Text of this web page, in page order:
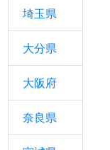
埼玉県
大分県
大阪府
奈良県